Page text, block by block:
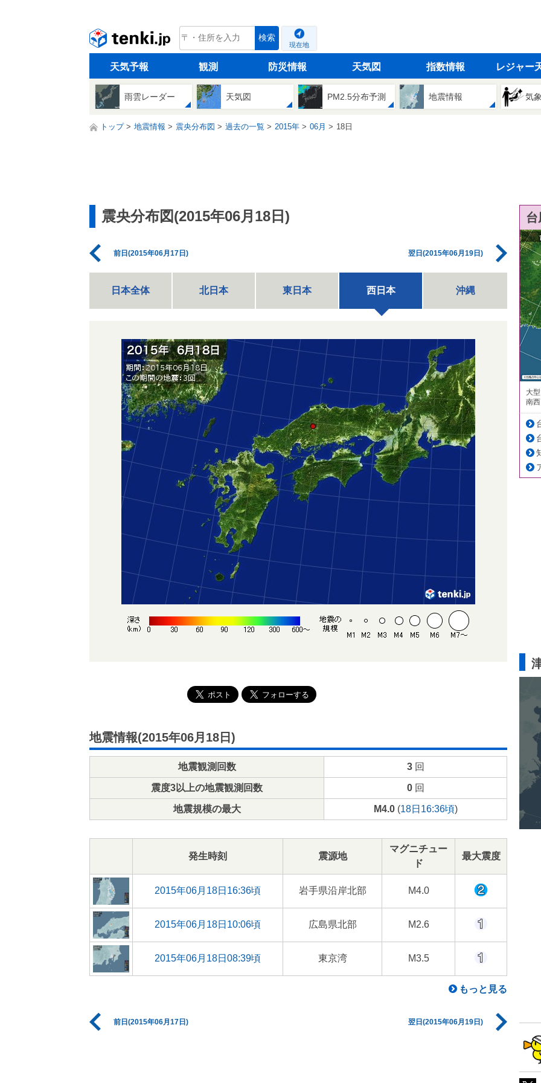
tenki.jp 検索
現在地
天気予報 観測 防災情報 天気図 指数情報 レジャー
雨雲レーダー 天気図 PM2.5分布予測 地震情報 気
トップ 地震情報 震央分布図 過去の一覧 2015年 06月 18日
震央分布図(2015年06月18日)
前日(2015年06月17日) 翌日(2015年06月19日)
日本全体 北日本 東日本 西日本 沖縄
地震情報(2015年06月18日)
地震観測回数 3回
震度3以上の地震観測回数 0回
地震規模の最大 M4.0(18日16:36頃)
発生時刻 震源地
マグニチュー
ド
最大震度
2015年06月18日16:36頃 岩手県沿岸北部 M4.0
2015年06月18日10:06頃 広島県北部 M2.6
2015年06月18日08:39頃 東京湾 M3.5
もっと見る
前日(2015年06月17日) 翌日(2015年06月19日)
大
南